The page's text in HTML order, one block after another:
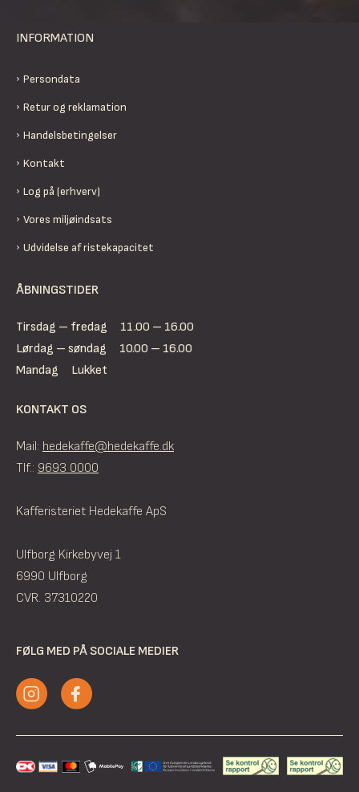
INFORMATION
Persondata
Retur og reklamation
Handelsbetingelser
Kontakt
Log på (erhverv)
Vores miljøindsats
Udvidelse af ristekapacitet
ÅBNINGSTIDER
Tirsdag – fredag
11.00 – 16.00
Lørdag – søndag
10.00 – 16.00
Mandag
Lukket
KONTAKT OS
Mail: hedekaffe@hedekaffe.dk
Tlf.: 9693 0000
Kafferisteriet Hedekaffe ApS
Ulfborg Kirkebyvej 1
6990 Ulfborg
CVR. 37310220
FØLG MED PÅ SOCIALE MEDIER